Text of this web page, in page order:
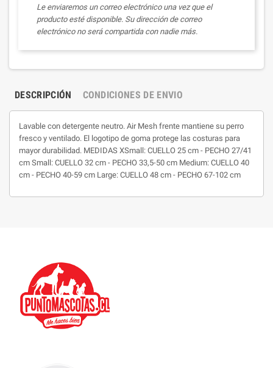
Le enviaremos un correo electrónico una vez que el
producto esté disponible. Su dirección de correo
electrónico no será compartida con nadie más.
DESCRIPCIÓN CONDICIONES DE ENVIO
Lavable con detergente neutro. Air Mesh frente mantiene su perro
fresco y ventilado. El logotipo de goma protege las costuras para
mayor durabilidad. MEDIDAS XSmall: CUELLO 25 cm - PECHO 27/41
cm Small: CUELLO 32 cm - PECHO 33,5-50 cm Medium: CUELLO 40
cm - PECHO 40-59 cm Large: CUELLO 48 cm - PECHO 67-102 cm